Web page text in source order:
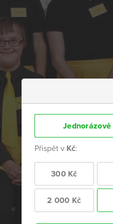
Jednorázově
Přispět v Kč:
300 Kč
2 000 Kč